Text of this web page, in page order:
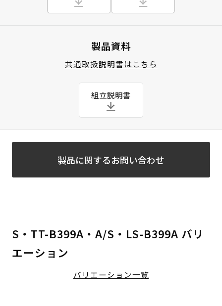
製品資料
共通取扱説明書はこちら
組立説明書
製品に関するお問い合わせ
S・TT-B399A・A/S・LS-B399A バリ
エーション
バリエーション一覧